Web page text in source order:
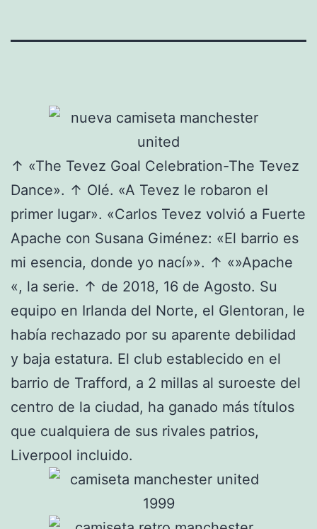
↑ «The Tevez Goal Celebration-The Tevez
Dance». ↑ Olé. «A Tevez le robaron el
primer lugar». «Carlos Tevez volvió a Fuerte
Apache con Susana Giménez: «El barrio es
mi esencia, donde yo nací»». ↑ «»Apache
«, la serie. ↑ de 2018, 16 de Agosto. Su
equipo en Irlanda del Norte, el Glentoran, le
había rechazado por su aparente debilidad
y baja estatura. El club establecido en el
barrio de Trafford, a 2 millas al suroeste del
centro de la ciudad, ha ganado más títulos
que cualquiera de sus rivales patrios,
Liverpool incluido.